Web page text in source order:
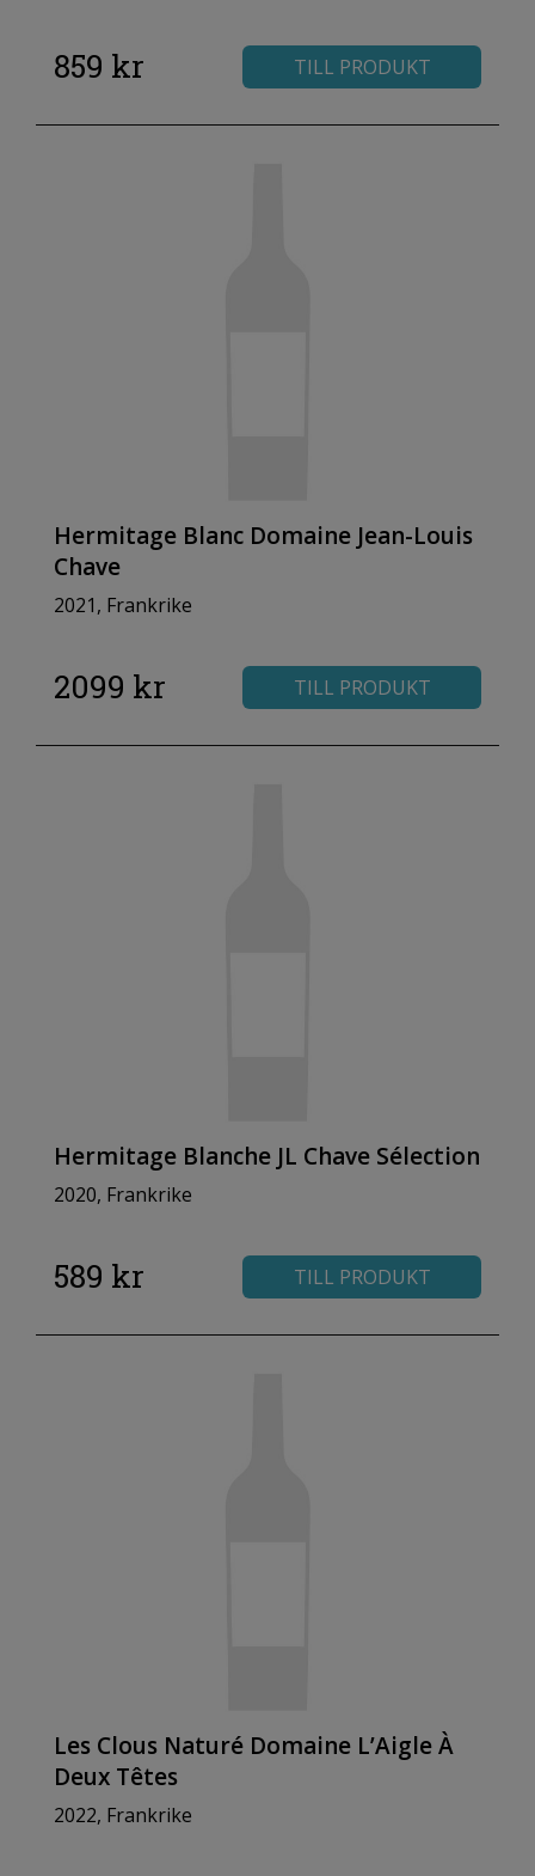
859 kr TILL PRODUKT
Hermitage Blanc Domaine Jean-Louis
Chave
2021, Frankrike
2099 kr TILL PRODUKT
Hermitage Blanche JL Chave Sélection
2020, Frankrike
589 kr TILL PRODUKT
Les Clous Naturé Domaine L’Aigle À
Deux Têtes
2022, Frankrike